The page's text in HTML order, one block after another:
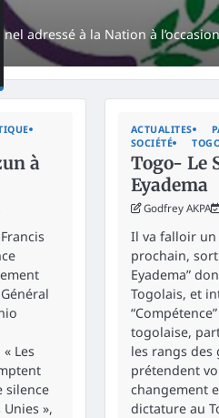
adressé à la Nation à
à
Les
silence
»,
ACTUALITES
SOCIÉTÉ
Togo- Le
Eyadema
Godfrey AKPA
Il va falloir
prochain,
Eyadema”
Togolais, et
togolaise,
les rangs des
prétendent
changement
dictature au